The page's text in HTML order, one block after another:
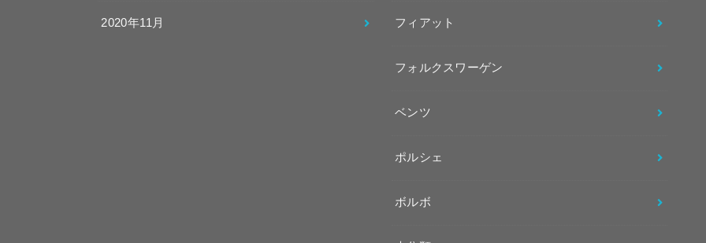
2020年11月 フィアット
フォルクスワーゲン
ベンツ
ポルシェ
ボルボ